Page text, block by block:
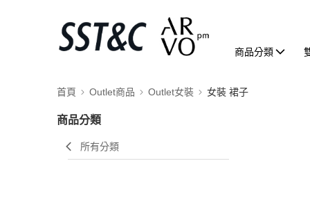
商品分類
首頁 Outlet商品 Outlet女裝 女裝 裙子
商品分類
所有分類